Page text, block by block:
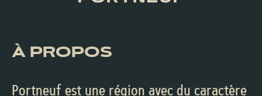
À PROPOS
Portneuf est une région avec du caractère